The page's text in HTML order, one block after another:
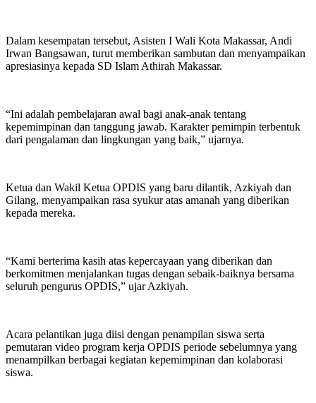
Dalam kesempatan tersebut, Asisten I Wali Kota Makassar, Andi
Irwan Bangsawan, turut memberikan sambutan dan menyampaikan
apresiasinya kepada SD Islam Athirah Makassar.
“Ini adalah pembelajaran awal bagi anak-anak tentang
kepemimpinan dan tanggung jawab. Karakter pemimpin terbentuk
dari pengalaman dan lingkungan yang baik,” ujarnya.
Ketua dan Wakil Ketua OPDIS yang baru dilantik, Azkiyah dan
Gilang, menyampaikan rasa syukur atas amanah yang diberikan
kepada mereka.
“Kami berterima kasih atas kepercayaan yang diberikan dan
berkomitmen menjalankan tugas dengan sebaik-baiknya bersama
seluruh pengurus OPDIS,” ujar Azkiyah.
Acara pelantikan juga diisi dengan penampilan siswa serta
pemutaran video program kerja OPDIS periode sebelumnya yang
menampilkan berbagai kegiatan kepemimpinan dan kolaborasi
siswa.